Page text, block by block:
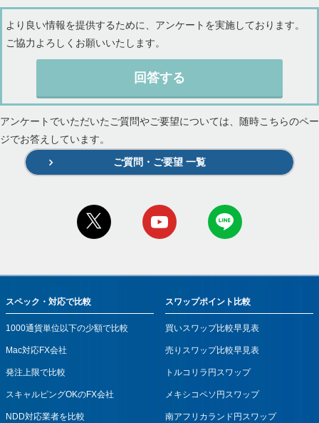
より良い情報を提供するために、アンケートを実施しております。
ご協力よろしくお願いいたします。
回答する
アンケートでいただいたご質問やご要望については、随時こちらのペー
ジでお答えしています。
ご質問・ご要望 一覧
スペック・対応で比較
1000通貨単位以下の少額で比較
Mac対応FX会社
発注上限で比較
スキャルピングOKのFX会社
NDD対応業者を比較
スワップポイント比較
買いスワップ比較早見表
売りスワップ比較早見表
トルコリラ円スワップ
メキシコペソ円スワップ
南アフリカランド円スワップ